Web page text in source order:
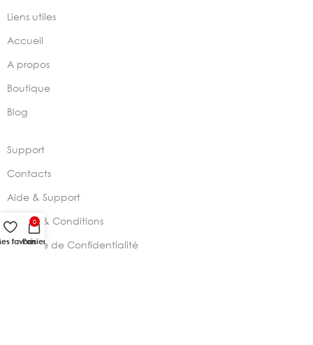
Liens utiles
Accueil
A propos
Boutique
Blog
Support
Contacts
Aide & Support
Termes & Conditions
Politique de Confidentialité
favoris
0
Panier